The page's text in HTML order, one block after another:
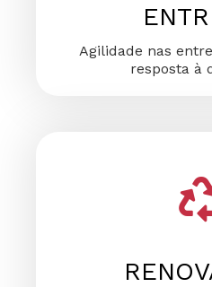
Agilidade nas
resposta à